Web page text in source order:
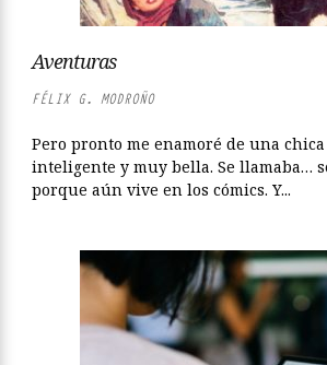
Aventuras
FÉLIX G. MODROÑO
Pero pronto me enamoré de una
inteligente y muy bella. Se llamaba…
porque aún vive en los cómics. Y...